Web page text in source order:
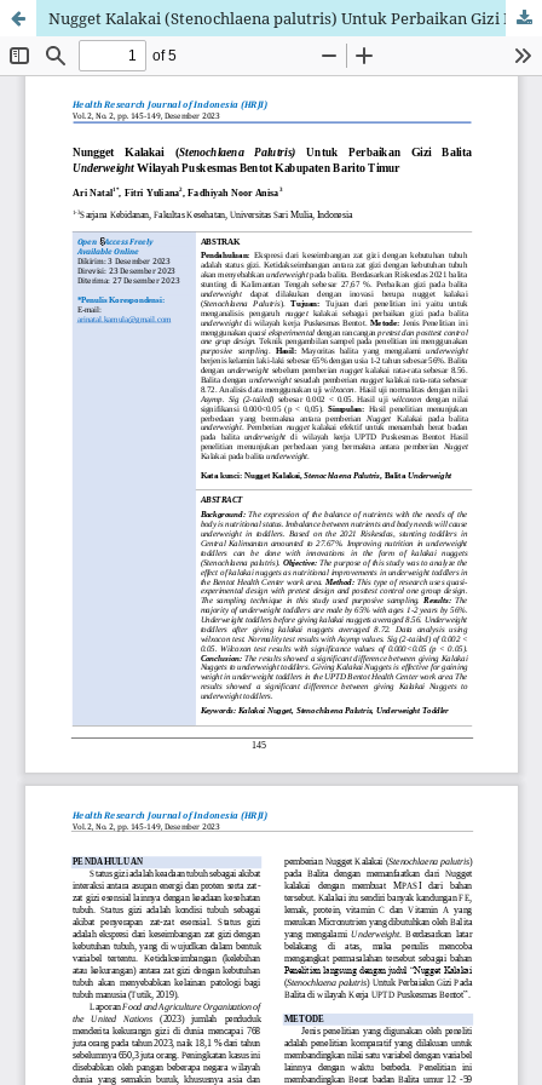
Nugget Kalakai (Stenochlaena palutris) Untuk Perbaikan Gizi Balita Underweight Wilayah Puskesmas Bentot Kabupaten Barito Timur